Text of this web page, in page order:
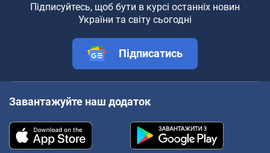
Підписуйтесь, щоб бути в курсі останніх новин
України та світу сьогодні
Підписатись
Завантажуйте наш додаток